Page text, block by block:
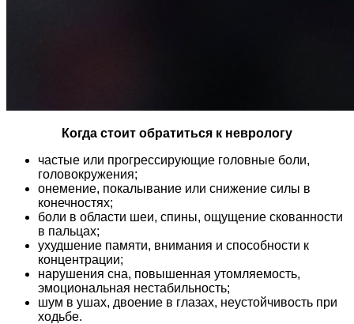
Когда стоит обратиться к неврологу
частые или прогрессирующие головные боли,
головокружения;
онемение, покалывание или снижение силы в
конечностях;
боли в области шеи, спины, ощущение скованности
в пальцах;
ухудшение памяти, внимания и способности к
концентрации;
нарушения сна, повышенная утомляемость,
эмоциональная нестабильность;
шум в ушах, двоение в глазах, неустойчивость при
ходьбе.